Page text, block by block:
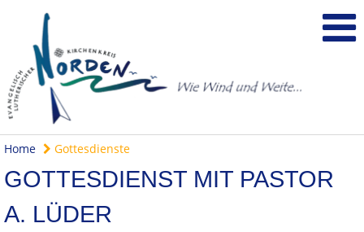
Home Gottesdienste
GOTTESDIENST MIT PASTOR
A. LÜDER